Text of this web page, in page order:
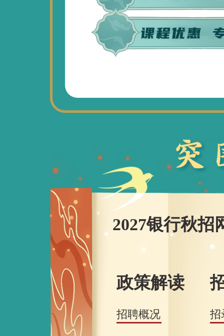
2027银行秋招
政策解读
招聘概况 招